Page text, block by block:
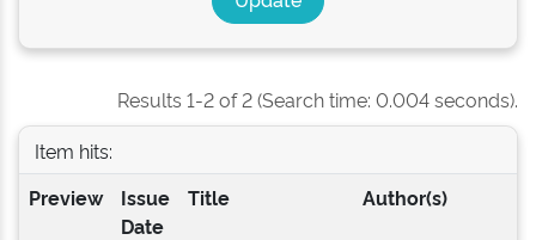
Results 1-2 of 2 (Search time: 0.004 seconds).
Item hits:
Preview
Issue
Date
Title Author(s)